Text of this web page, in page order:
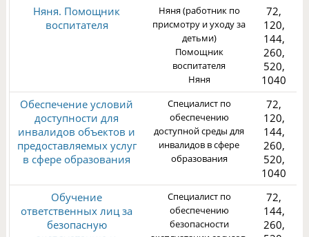
Няня. Помощник
воспитателя
Няня (работник по
присмотру и уходу за
детьми)
Помощник
воспитателя
Няня
72,
120,
144,
260,
520,
1040
Обеспечение условий
доступности для
инвалидов объектов и
предоставляемых услуг
в сфере образования
Специалист по
обеспечению
доступной среды для
инвалидов в сфере
образования
72,
120,
144,
260,
520,
1040
Обучение
ответственных лиц за
безопасную
Специалист по
обеспечению
безопасности
72,
144,
260,